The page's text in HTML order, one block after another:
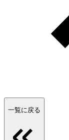
一覧に戻る